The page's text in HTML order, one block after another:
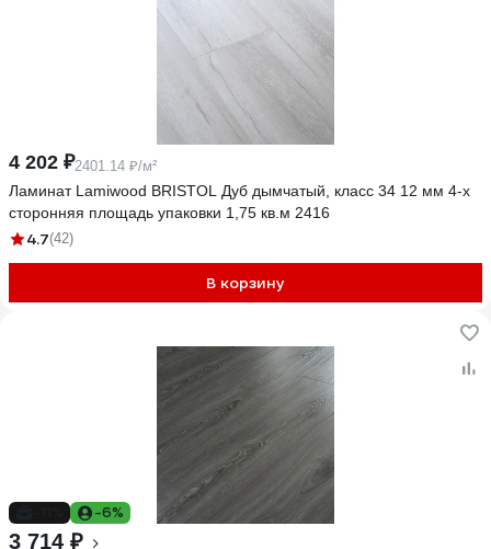
4 202 ₽2401.14 ₽/м²
Ламинат Lamiwood BRISTOL Дуб дымчатый, класс 34 12 мм 4-х
сторонняя площадь упаковки 1,75 кв.м 2416
4.7(42)
В корзину
-6%
3 714 ₽